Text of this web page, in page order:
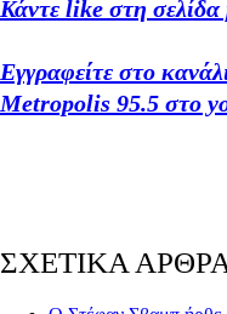
Κάντε like στη
Εγγραφείτε στο
Metropolis 95.5 στο
ΣΧΕΤΙΚΑ